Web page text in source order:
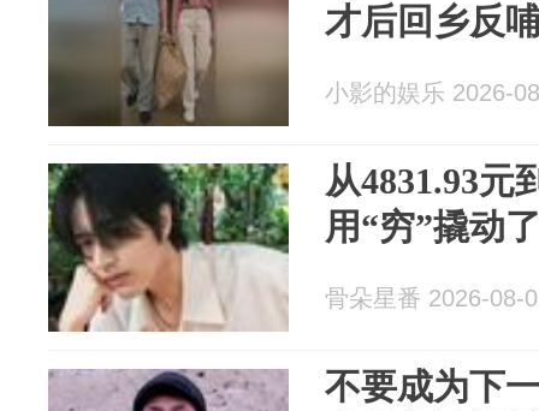
才后回乡反
小影的娱乐 2026-
从4831.93元
用“穷”撬动
骨朵星番 2026-08-
不要成为下